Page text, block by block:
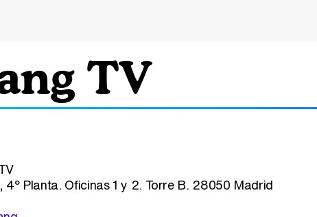
TV
4º Planta. Oficinas 1 y 2. Torre B. 28050 Madrid